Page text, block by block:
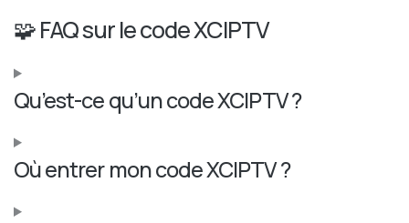
🧩 FAQ sur le code XCIPTV
Qu’est-ce qu’un code XCIPTV ?
Où entrer mon code XCIPTV ?